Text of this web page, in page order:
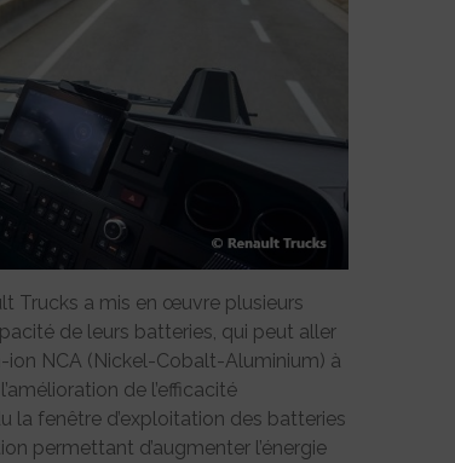
Trucks a mis en œuvre plusieurs
de leurs batteries, qui peut aller
ion NCA (Nickel-Cobalt-Aluminium) à
de l’efficacité
la fenêtre d’exploitation des batteries
permettant d’augmenter l’énergie